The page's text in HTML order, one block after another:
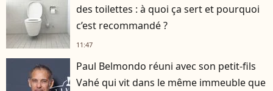
des toilettes : à quoi ça sert et pourquoi
c’est recommandé ?
11:47
Paul Belmondo réuni avec son petit-fils
Vahé qui vit dans le même immeuble que